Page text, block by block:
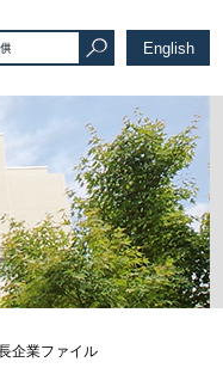
English
企業ファイル